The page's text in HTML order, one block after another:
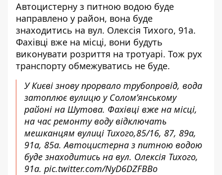
Автоцистерну з питною водою буде
направлено у район, вона буде
знаходитись на вул. Олексія Тихого, 91а.
Фахівці вже на місці, вони будуть
виконувати розриття на тротуарі. Тож рух
транспорту обмежуватись не буде.
У Києві знову прорвало трубопровід, вода
затоплює вулицю у Соломʼянському
районі на Шутова. Фахівці вже на місці,
на час ремонту воду відключать
мешканцям вулиці Тихого,85/16, 87, 89а,
91а, 85а. Автоцистерна з питною водою
буде знаходитись на вул. Олексія Тихого,
91а. pic.twitter.com/NyD6DZFBBo